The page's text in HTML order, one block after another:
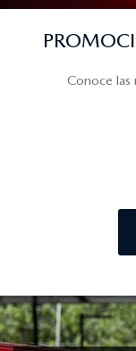
Conoce las